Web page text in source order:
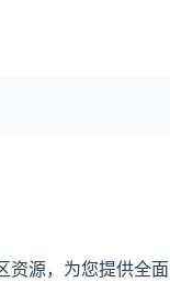
资源，为您提供全面